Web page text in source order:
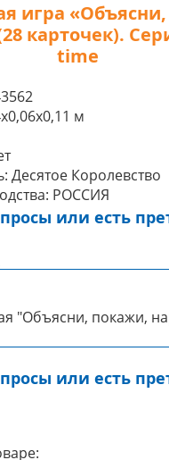
игра
карточек).
time
м
Десятое Королевство
РОССИЯ
или есть
"Объясни, покажи,
или есть